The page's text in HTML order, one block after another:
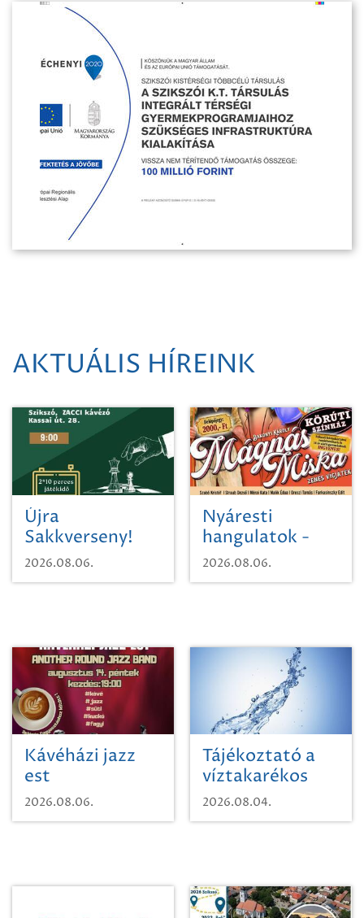
AKTUÁLIS HÍREINK
Újra
Sakkverseny!
2026.08.06.
Nyáresti
hangulatok -
Mágnás Miska
2026.08.06.
Kávéházi jazz
est
2026.08.06.
Tájékoztató a
víztakarékos
vízhasználatról
2026.08.04.